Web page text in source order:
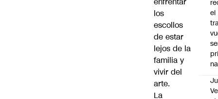
los
escollos
de estar
lejos de la
familia y
vivir del
arte.
La
el